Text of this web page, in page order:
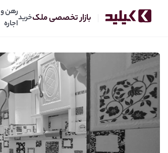
بازار تخصصی ملکخریدرهن و
اجاره
فروش آپارتمان۱۴۱متر (سرو شرقی) قیمت:55میلیارد